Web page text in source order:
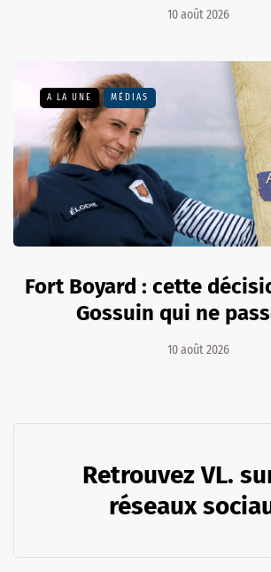
10 août 2026
A LA UNE MÉDIAS
Fort Boyard : cette
Gossuin qui ne
10 août 2026
Retrouvez VL.
réseaux